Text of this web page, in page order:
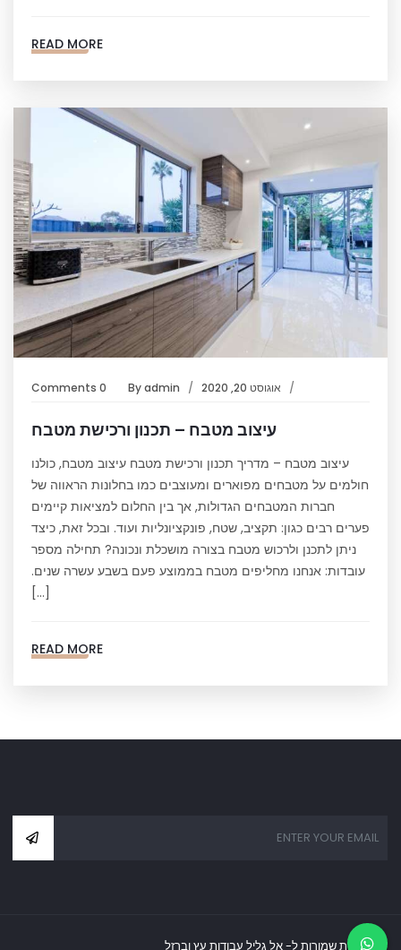
READ MORE
אוגוסט 20, 2020 Byadmin
0 Comments
עיצוב מטבח – תכנון ורכישת מטבח
עיצוב מטבח – מדריך תכנון ורכישת מטבח עיצוב מטבח, כולנו
חולמים על מטבחים מפוארים ומעוצבים כמו בחלונות הראווה של
חברות המטבחים הגדולות, אך בין החלום למציאות קיימים
פערים רבים כגון: תקציב, שטח, פונקציונליות ועוד. ובכל זאת, כיצד
ניתן לתכנן ולרכוש מטבח בצורה מושכלת ונכונה? תחילה מספר
עובדות: אנחנו מחליפים מטבח בממוצע פעם בשבע עשרה שנים.
[…]
READ MORE
כל הזכויות שמורות ל- אל גליל עבודות עץ וברזל